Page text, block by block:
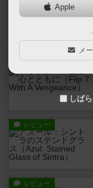
ルール/インスト
レビュー
レビュー
Apple
メ
しば